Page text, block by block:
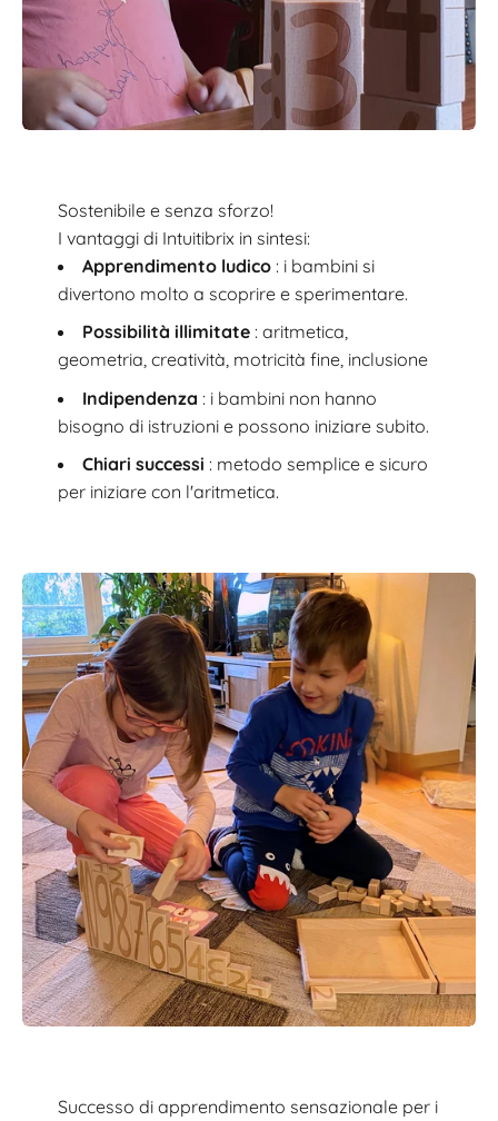
Sostenibile e senza sforzo!
I vantaggi di Intuitibrix in sintesi:
Apprendimento ludico : i bambini si
divertono molto a scoprire e sperimentare.
Possibilità illimitate : aritmetica,
geometria, creatività, motricità fine, inclusione
Indipendenza : i bambini non hanno
bisogno di istruzioni e possono iniziare subito.
Chiari successi : metodo semplice e sicuro
per iniziare con l'aritmetica.
Successo di apprendimento sensazionale per i